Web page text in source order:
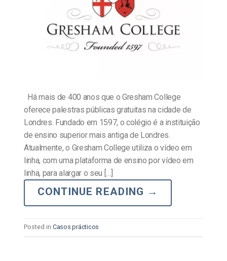
Há mais de 400 anos que o Gresham College
oferece palestras públicas gratuitas na cidade de
Londres. Fundado em 1597, o colégio é a instituição
de ensino superior mais antiga de Londres.
Atualmente, o Gresham College utiliza o vídeo em
linha, com uma plataforma de ensino por vídeo em
linha, para alargar o seu […]
CONTINUE READING →
Posted in Casos prácticos